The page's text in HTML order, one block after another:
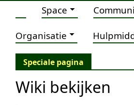
Space
Organisatie
Speciale pagina
Wiki bekijken